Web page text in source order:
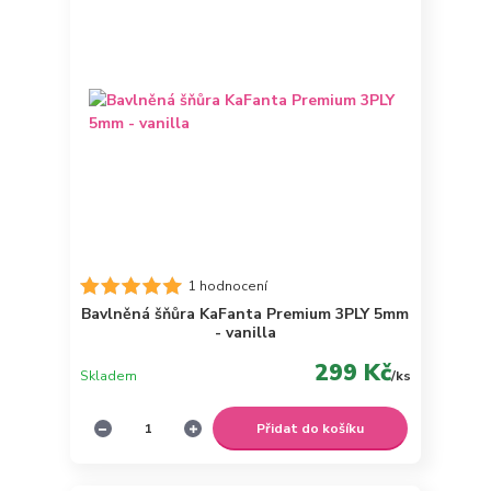
1 hodnocení
Bavlněná šňůra KaFanta Premium 3PLY 5mm
- vanilla
299 Kč/ks
Skladem
Přidat do košíku